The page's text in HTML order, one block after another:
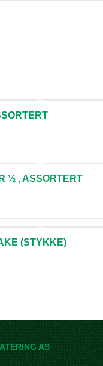
½ , ASSORTERT
(STYKKE)
AS